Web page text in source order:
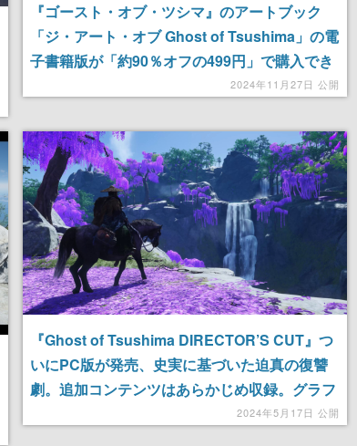
『ゴースト・オブ・ツシマ』のアートブック
「ジ・アート・オブ Ghost of Tsushima」の電
子書籍版が「約90％オフの499円」で購入でき
る誉れ高いセール開催中。絵コンテやコンセプ
2024年11月27日 公開
『Ghost of Tsushima DIRECTOR’S CUT』つ
いにPC版が発売、史実に基づいた迫真の復讐
劇。追加コンテンツはあらかじめ収録。グラフ
ィックが最適化され、フレームレートの上限解
2024年5月17日 公開